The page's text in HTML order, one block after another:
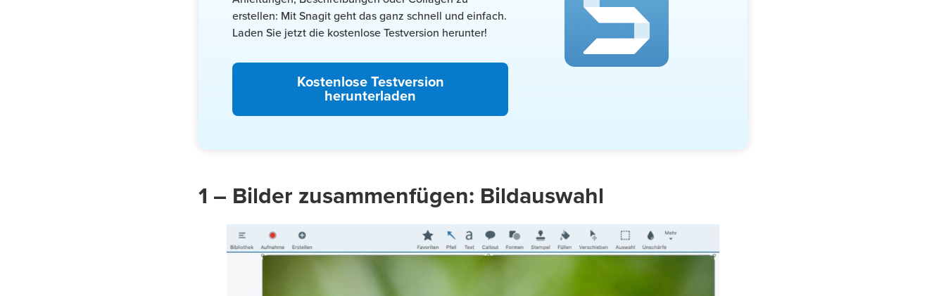
erstellen: Mit Snagit geht das ganz schnell und einfach.
Laden Sie jetzt die kostenlose Testversion herunter!
Kostenlose Testversion
herunterladen
1 – Bilder zusammenfügen: Bildauswahl